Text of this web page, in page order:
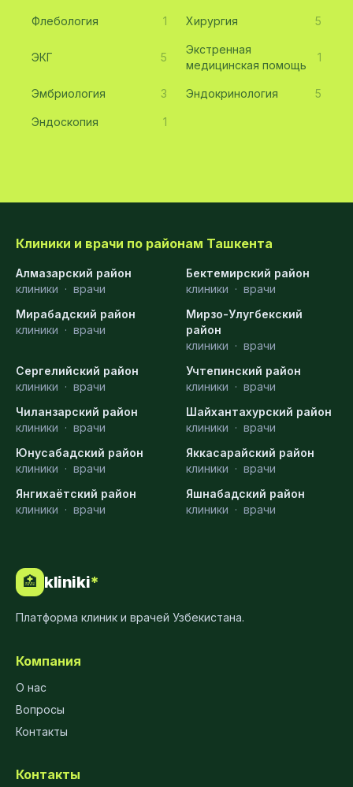
Флебология 1 Хирургия 5
ЭКГ 5
Экстренная
медицинская помощь
1
Эмбриология 3 Эндокринология 5
Эндоскопия 1
Клиники и врачи по районам Ташкента
Алмазарский район
клиники · врачи
Бектемирский район
клиники · врачи
Мирабадский район
клиники · врачи
Мирзо-Улугбекский
район
клиники · врачи
Сергелийский район
клиники · врачи
Учтепинский район
клиники · врачи
Чиланзарский район
клиники · врачи
Шайхантахурский район
клиники · врачи
Юнусабадский район
клиники · врачи
Яккасарайский район
клиники · врачи
Янгихаётский район
клиники · врачи
Яшнабадский район
клиники · врачи
🏥 kliniki*
Платформа клиник и врачей Узбекистана.
Компания
О нас
Вопросы
Контакты
Контакты